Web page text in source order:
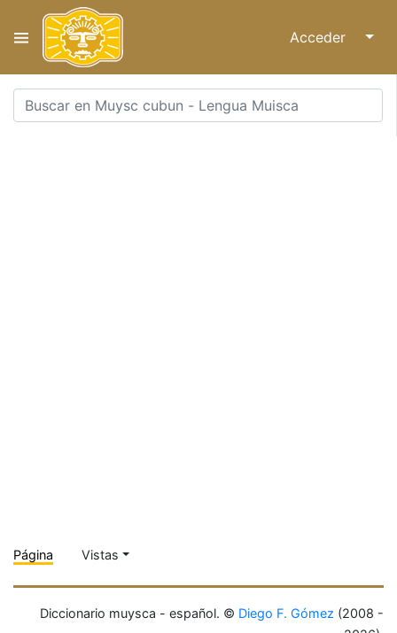
Acceder ↓
Página Vistas
Diccionario muysca - español. © Diego F. Gómez (2008 -